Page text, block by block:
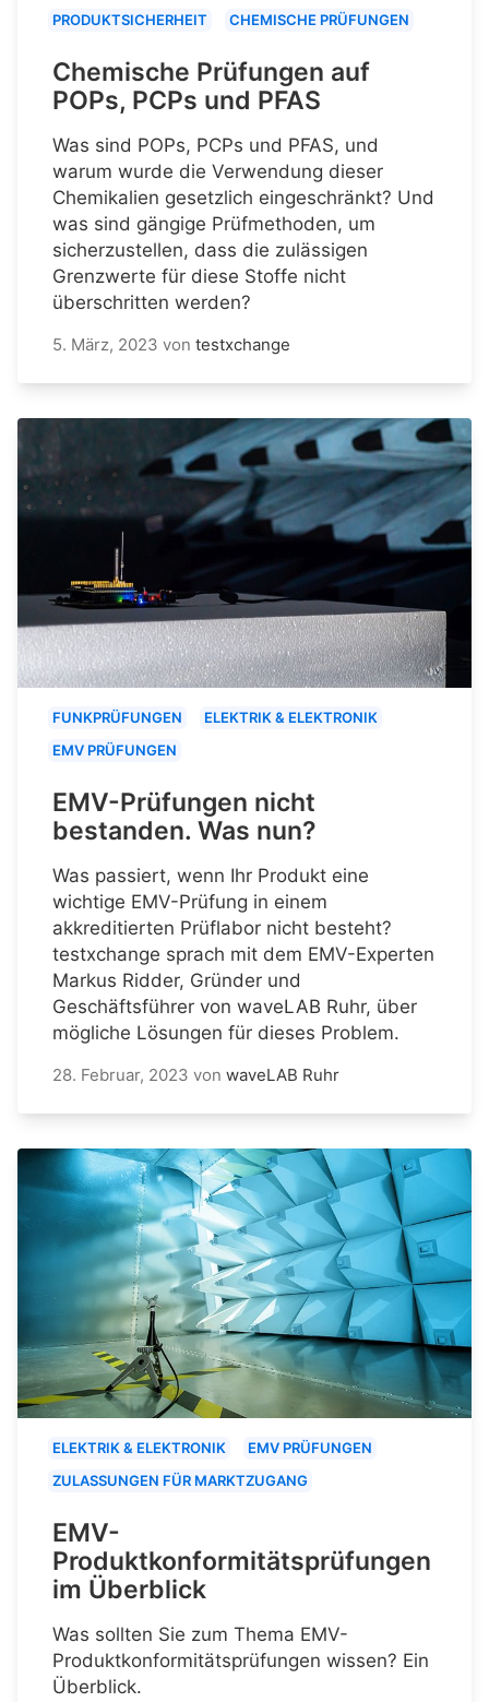
PRODUKTSICHERHEIT CHEMISCHE PRÜFUNGEN
Chemische Prüfungen auf
POPs, PCPs und PFAS
Was sind POPs, PCPs und PFAS, und
warum wurde die Verwendung dieser
Chemikalien gesetzlich eingeschränkt? Und
was sind gängige Prüfmethoden, um
sicherzustellen, dass die zulässigen
Grenzwerte für diese Stoffe nicht
überschritten werden?
5. März, 2023 von testxchange
FUNKPRÜFUNGEN
ELEKTRIK & ELEKTRONIK
EMV PRÜFUNGEN
EMV-Prüfungen nicht
bestanden. Was nun?
Was passiert, wenn Ihr Produkt eine
wichtige EMV-Prüfung in einem
akkreditierten Prüflabor nicht besteht?
testxchange sprach mit dem EMV-Experten
Markus Ridder, Gründer und
Geschäftsführer von waveLAB Ruhr, über
mögliche Lösungen für dieses Problem.
28. Februar, 2023 von waveLAB Ruhr
ELEKTRIK & ELEKTRONIK
EMV PRÜFUNGEN
ZULASSUNGEN FÜR MARKTZUGANG
EMV-
Produktkonformitätsprüfungen
im Überblick
Was sollten Sie zum Thema EMV-
Produktkonformitätsprüfungen wissen? Ein
Überblick.